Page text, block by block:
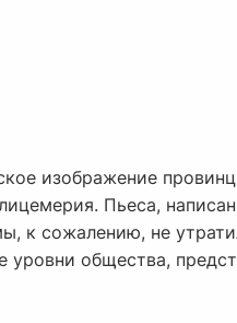
изображение
Пьеса,
к сожалению, не
общества,